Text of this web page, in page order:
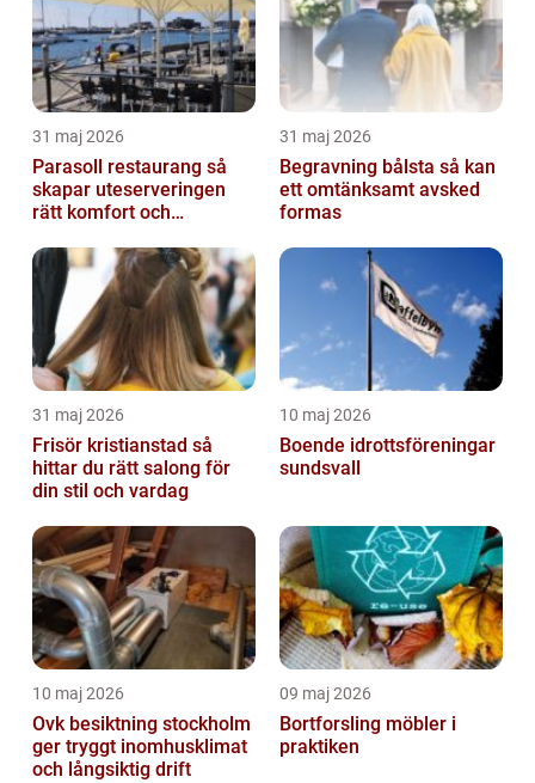
31 maj 2026
Parasoll restaurang så
skapar uteserveringen
rätt komfort och
31 maj 2026
Begravning bålsta så kan
ett omtänksamt avsked
formas
31 maj 2026
Frisör kristianstad så
hittar du rätt salong för
din stil och vardag
10 maj 2026
Boende idrottsföreningar
sundsvall
10 maj 2026
Ovk besiktning stockholm
ger tryggt inomhusklimat
och långsiktig drift
09 maj 2026
Bortforsling möbler i
praktiken